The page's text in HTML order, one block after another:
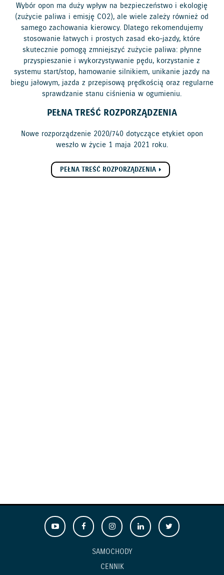
Wybór opon ma duży wpływ na bezpieczeństwo i ekologię
(zużycie paliwa i emisję CO2), ale wiele zależy również od
samego zachowania kierowcy. Dlatego rekomendujemy
stosowanie łatwych i prostych zasad eko-jazdy, które
skutecznie pomogą zmniejszyć zużycie paliwa: płynne
przyspieszanie i wykorzystywanie pędu, korzystanie z
systemu start/stop, hamowanie silnikiem, unikanie jazdy na
biegu jałowym, jazda z przepisową prędkością oraz regularne
sprawdzanie stanu ciśnienia w ogumieniu.
PEŁNA TREŚĆ ROZPORZĄDZENIA
Nowe rozporządzenie 2020/740 dotyczące etykiet opon
weszło w życie 1 maja 2021 roku.
PEŁNA TREŚĆ ROZPORZĄDZENIA
SAMOCHODY
CENNIK